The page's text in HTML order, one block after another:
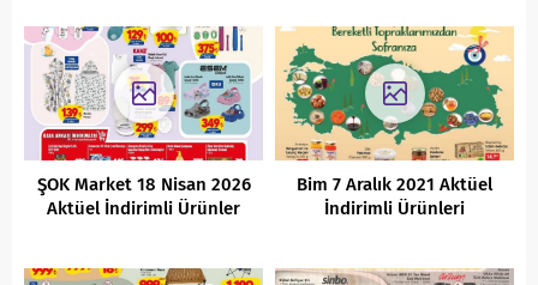
ŞOK Market 18 Nisan 2026
Aktüel İndirimli Ürünler
Bim 7 Aralık 2021 Aktüel
İndirimli Ürünleri